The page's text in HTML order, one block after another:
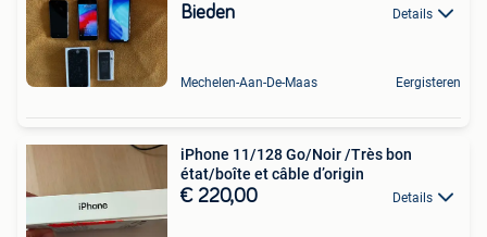
Bieden Details
Mechelen-Aan-De-Maas Eergisteren
iPhone 11/128 Go/Noir /Très bon
état/boîte et câble d’origin
€ 220,00 Details